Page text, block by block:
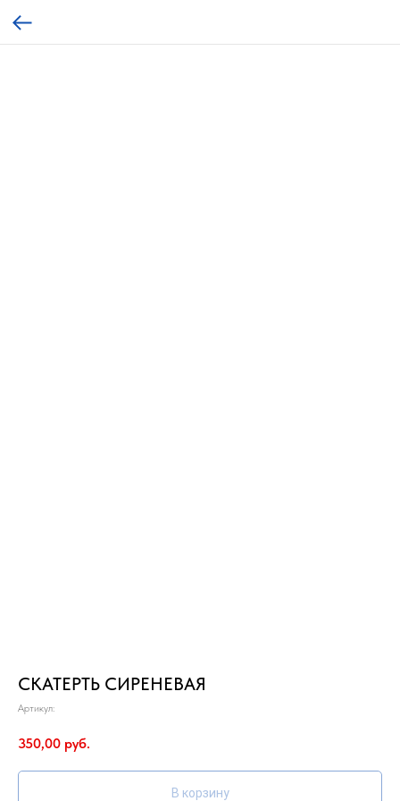
СКАТЕРТЬ СИРЕНЕВАЯ
Артикул:
350,00 руб.
В корзину